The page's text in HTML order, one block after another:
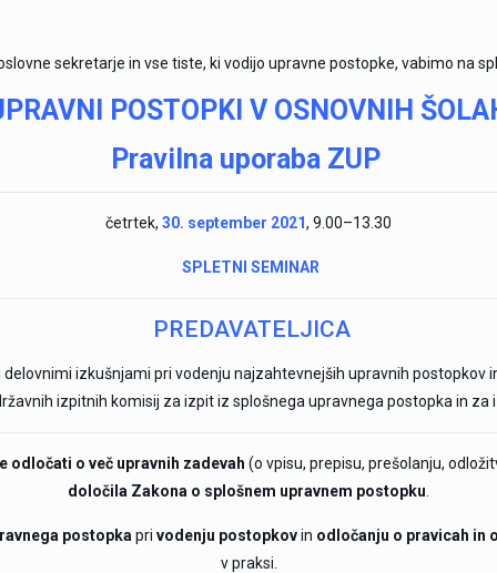
sekretarje in vse tiste, ki vodijo upravne postopke, vabimo na
POSTOPKI V OSNOVNIH
Pravilna uporaba ZUP
četrtek, 30. september 2021, 9.00–13.30
SPLETNI SEMINAR
PREDAVATELJICA
izkušnjami pri vodenju najzahtevnejših upravnih postopkov
izpitnih komisij za izpit iz splošnega upravnega postopka in za
odločati o več upravnih zadevah (o vpisu, prepisu, prešolanju,
določila Zakona o splošnem upravnem postopku
postopka pri vodenju postopkovin odločanju o pravicah in
v praksi.